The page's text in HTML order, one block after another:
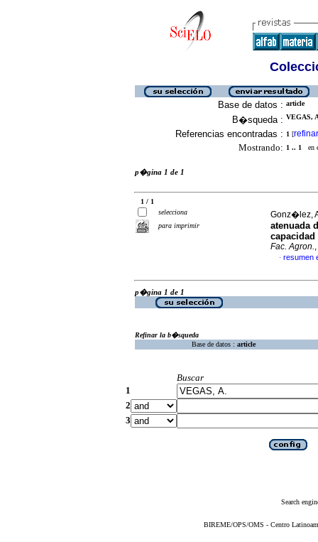
Base de datos : article
B�squeda : VEGAS,
Referencias encontradas : 1 [refinar
Mostrando: 1 .. 1 en
p�gina 1 de 1
1 / 1
selecciona
para imprimir
Gonz�lez,
atenuada
Fac. Agron.
· resumen
p�gina 1 de 1
Refinar la b�squeda
Base de datos : article
Buscar
1
2
3
Search
BIREME/OPS/OMS - Centro